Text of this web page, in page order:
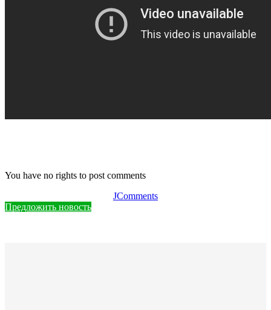
You have no rights to post comments
JComments
Предложить новость